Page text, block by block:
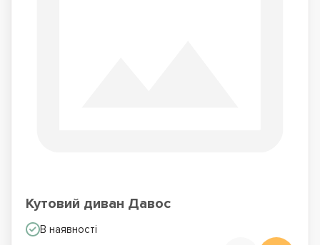
Кутовий диван Давос
В наявності